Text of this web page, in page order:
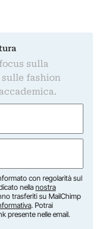
sulla
fashion
con regolarità sul
nella nostra
trasferiti su MailChimp
. Potrai
presente nelle email.